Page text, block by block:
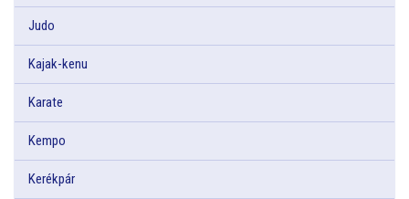
Judo
Kajak-kenu
Karate
Kempo
Kerékpár